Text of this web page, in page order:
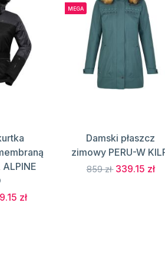
zł
MEGA
Damski płaszcz
zimowy PERU-W
859 zł 339.15 zł